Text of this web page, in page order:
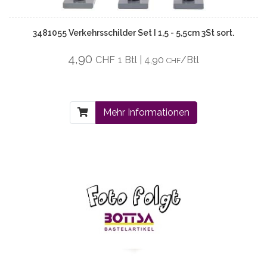
3481055 Verkehrsschilder Set I 1,5 - 5,5cm 3St sort.
4,90 CHF 1 Btl | 4,90 CHF/Btl
Mehr Informationen